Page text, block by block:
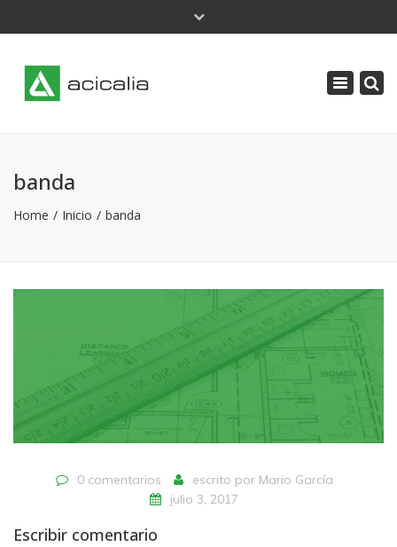
Toggle
banda
Home Inicio banda
0 comentarios escrito por Mario García
julio 3, 2017
Escribir comentario